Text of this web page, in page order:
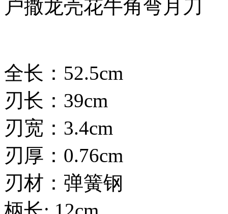
户撒龙壳花牛角弯月刀
全长：52.5cm
刃长：39cm
刃宽：3.4cm
刃厚：0.76cm
刃材：弹簧钢